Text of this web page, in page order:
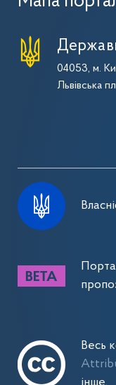
04053, м.
Львівська
Весь
інше.